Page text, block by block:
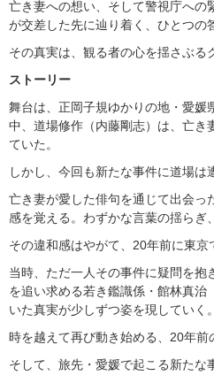
亡き妻への想い、そして警視庁への
が交差した先に辿り着く、ひとつの
その真実は、観る者の心を揺さぶる
ストーリー
舞台は、正岡子規ゆかりの地・愛媛
中、道場修作（内藤剛志）は、亡き
ていた。
しかし、今回も新たな事件に道場
亡き妻が愛した俳句を通じて出会っ
感を覚える。わずかな言葉の揺ら
その違和感はやがて、20年前に東京
当時、ただ一人その事件に疑問を
を追い求める若き鑑識係・館林真
いた真実が少しずつ姿を現していく。
時を越えて再び動き始める、20年前
そして、旅先・愛媛で起こる新たな